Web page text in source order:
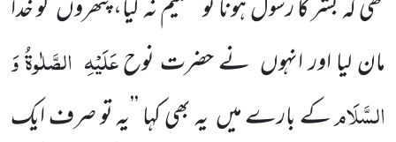
تھی کہ بشر کا رسول ہونا تو تسلیم نہ کیا، پتھروںکو خدا
مان لیا اور انہوں نے حضرت نوحعَلَیْہِ الصَّلٰوۃُ وَ
السَّلَامکے بارے میں یہ بھی کہا ’’یہ تو صرف ایک